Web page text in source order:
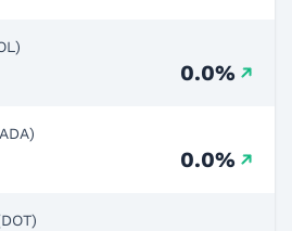
0.0%
0.0%